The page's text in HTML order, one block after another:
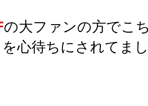
の大ファンの方でこ
を心待ちにされてま